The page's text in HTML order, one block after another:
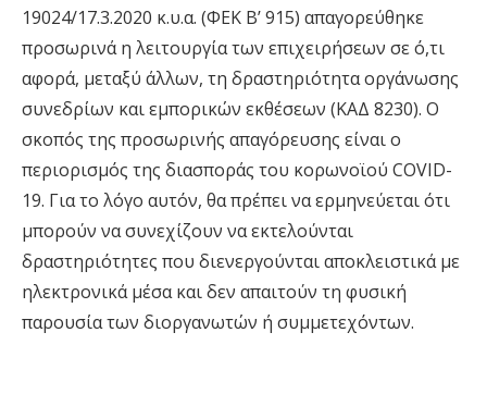
19024/17.3.2020 κ.υ.α. (ΦΕΚ Β’ 915) απαγορεύθηκε
προσωρινά η λειτουργία των επιχειρήσεων σε ό,τι
αφορά, µεταξύ άλλων, τη δραστηριότητα οργάνωσης
συνεδρίων και εµπορικών εκθέσεων (ΚΑΔ 8230). O
σκοπός της προσωρινής απαγόρευσης είναι ο
περιορισµός της διασποράς του κορωνοϊού COVID-
19. Για το λόγο αυτόν, θα πρέπει να ερµηνεύεται ότι
µπορούν να συνεχίζουν να εκτελούνται
δραστηριότητες που διενεργούνται αποκλειστικά µε
ηλεκτρονικά µέσα και δεν απαιτούν τη φυσική
παρουσία των διοργανωτών ή συμµετεχόντων.